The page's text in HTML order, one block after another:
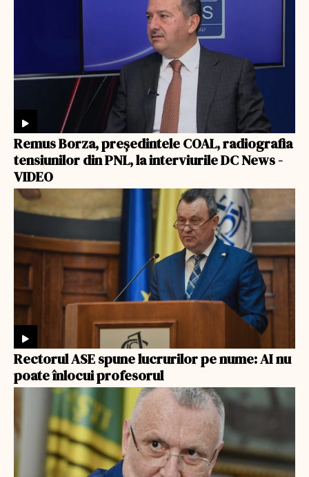
Remus Borza, președintele COAL, radiografia
tensiunilor din PNL, la interviurile DC News -
VIDEO
Rectorul ASE spune lucrurilor pe nume: AI nu
poate înlocui profesorul